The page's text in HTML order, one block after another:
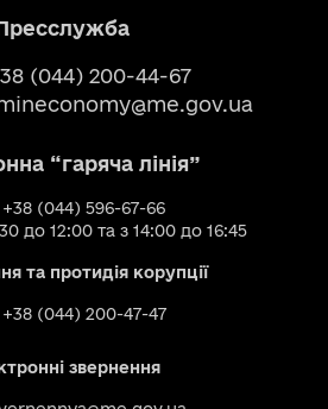
(044) 200-44-67
“гаряча лінія”
(044) 596-67-66
до 12:00 та з 14:00 до 16:45
та протидія корупції
(044) 200-47-47
звернення